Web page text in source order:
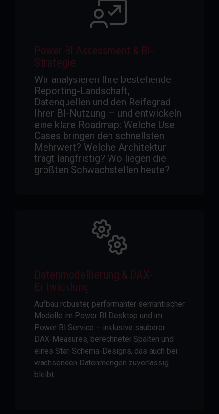
Power BI Assessment & BI-
Strategie
Wir analysieren Ihre bestehende
Reporting-Landschaft,
Datenquellen und den Reifegrad
Ihrer BI-Nutzung – und entwickeln
eine klare Roadmap: Welche Use
Cases bringen den schnellsten
Mehrwert? Welche Architektur
trägt langfristig? Wo liegen die
größten Schwachstellen heute?
Datenmodellierung & DAX-
Entwicklung
Aufbau robuster, performanter semantischer
Modelle im Power BI Desktop und im
Power BI Service – inklusive sauberer
DAX-Measures, berechneter Spalten und
eines Star-Schema-Designs, das auch bei
wachsenden Datenmengen zuverlässig
bleibt.